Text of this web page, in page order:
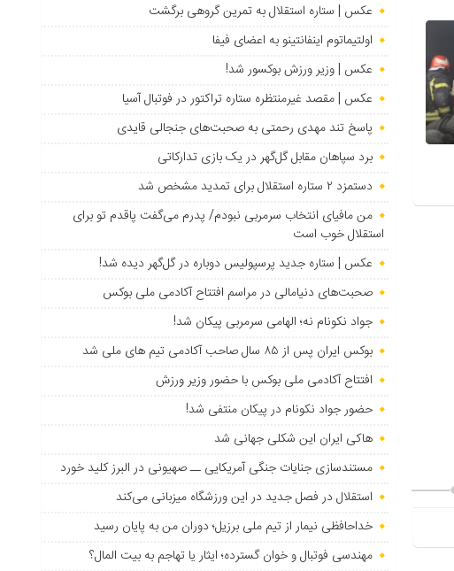
عکس | ستاره استقلال به تمرین گروهی برگشت
اولتیماتوم اینفانتینو به اعضای فیفا
عکس | وزیر ورزش بوکسور شد!
عکس | مقصد غیرمنتظره ستاره تراکتور در فوتبال آسیا
پاسخ تند مهدی رحمتی به صحبت‌های جنجالی قایدی
برد سپاهان مقابل گل‌گهر در یک بازی تدارکاتی
دستمزد ۲ ستاره استقلال برای تمدید مشخص شد
من مافیای انتخاب سرمربی نبودم/ پدرم می‌گفت پاقدم تو برای
استقلال خوب است
عکس | ستاره جدید پرسپولیس دوباره در گل‌گهر دیده شد!
صحبت‌های دنیامالی در مراسم افتتاح آکادمی ملی بوکس
جواد نکونام نه؛ الهامی سرمربی پیکان شد!
بوکس ایران پس از ۸۵ سال صاحب آکادمی تیم های ملی شد
افتتاح آکادمی ملی بوکس با حضور وزیر ورزش
حضور جواد نکونام در پیکان منتفی شد!
هاکی ایران این شکلی جهانی شد
مستندسازی جنایات جنگی آمریکایی ــ صهیونی در البرز کلید خورد
استقلال در فصل جدید در این ورزشگاه میزبانی می‌کند
خداحافظی نیمار از تیم ملی برزیل؛ دوران من به پایان رسید
مهندسی فوتبال و خوان گسترده؛ ایثار یا تهاجم به بیت المال؟